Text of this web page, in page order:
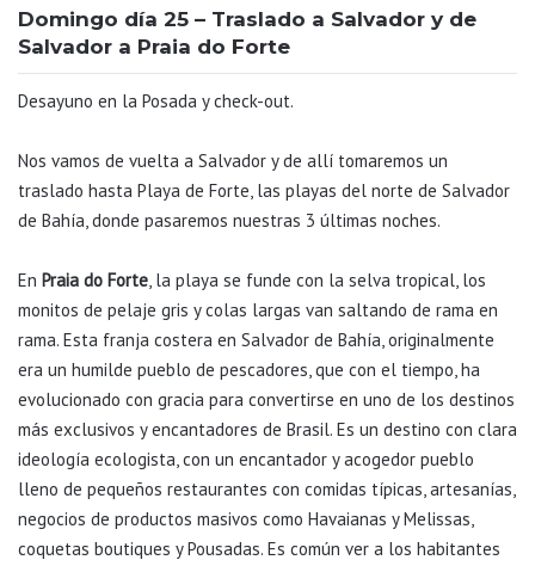
Domingo día 25 – Traslado a Salvador y de
Salvador a Praia do Forte
Desayuno en la Posada y check-out.
Nos vamos de vuelta a Salvador y de allí tomaremos un
traslado hasta Playa de Forte, las playas del norte de Salvador
de Bahía, donde pasaremos nuestras 3 últimas noches.
En Praia do Forte, la playa se funde con la selva tropical, los
monitos de pelaje gris y colas largas van saltando de rama en
rama. Esta franja costera en Salvador de Bahía, originalmente
era un humilde pueblo de pescadores, que con el tiempo, ha
evolucionado con gracia para convertirse en uno de los destinos
más exclusivos y encantadores de Brasil. Es un destino con clara
ideología ecologista, con un encantador y acogedor pueblo
lleno de pequeños restaurantes con comidas típicas, artesanías,
negocios de productos masivos como Havaianas y Melissas,
coquetas boutiques y Pousadas. Es común ver a los habitantes